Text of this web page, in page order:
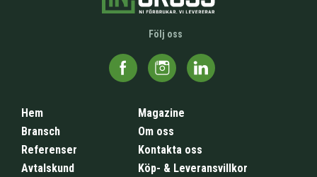
Följ oss
Hem
Magazine
Bransch
Om oss
Referenser
Kontakta oss
Avtalskund
Köp- & Leveransvillkor